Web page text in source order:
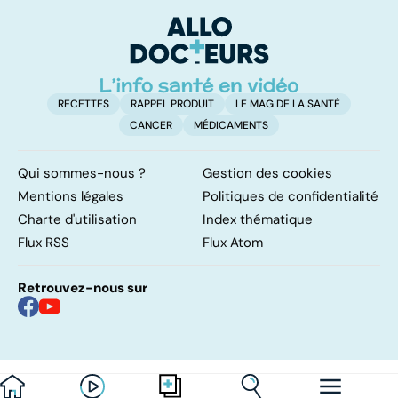
RECETTES RAPPEL PRODUIT
LE MAG DE LA SANTÉ
CANCER
MÉDICAMENTS
Qui sommes-nous ?
Gestion des cookies
Mentions légales
Politiques de confidentialité
Charte d'utilisation
Index thématique
Flux RSS
Flux Atom
Retrouvez-nous sur